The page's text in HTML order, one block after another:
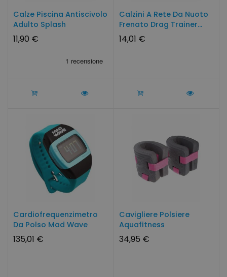
Calze Piscina Antiscivolo
Adulto Splash
11,90 €
Calzini A Rete Da Nuoto
Frenato Drag Trainer...
14,01 €
Cardiofrequenzimetro
Da Polso Mad Wave
135,01 €
Cavigliere Polsiere
Aquafitness
34,95 €